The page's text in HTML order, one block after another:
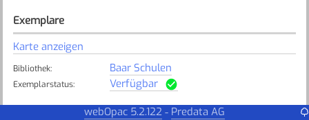
Exemplare
Karte anzeigen
Bibliothek: Baar Schulen
Exemplarstatus: Verfügbar
DZ
webOpac 5.2.122 - Predata AG